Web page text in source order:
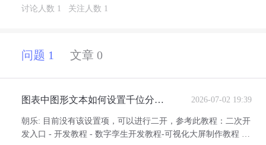
讨论人数 1 关注人数 1
问题 1 文章 0
图表中图形文本如何设置千位分隔
2026-07-02 19:39
朝乐: 目前没有该设置项，可以进行二开，参考此教程：二次开
发入口 - 开发教程 - 数字孪生开发教程-可视化大屏制作教程 -